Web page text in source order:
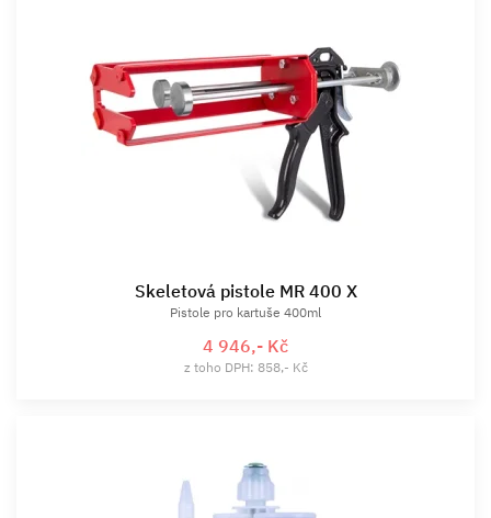
Skeletová pistole MR 400 X
Pistole pro kartuše 400ml
4 946,- Kč
z toho DPH: 858,- Kč